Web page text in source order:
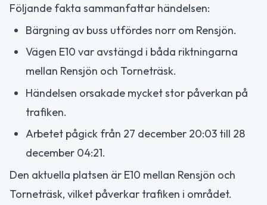
Följande fakta sammanfattar händelsen:
Bärgning av buss utfördes norr om Rensjön.
Vägen E10 var avstängd i båda riktningarna
mellan Rensjön och Torneträsk.
Händelsen orsakade mycket stor påverkan på
trafiken.
Arbetet pågick från 27 december 20:03 till 28
december 04:21.
Den aktuella platsen är E10 mellan Rensjön och
Torneträsk, vilket påverkar trafiken i området.